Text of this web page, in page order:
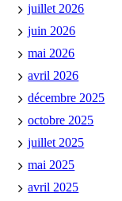
juillet 2026
juin 2026
mai 2026
avril 2026
décembre 2025
octobre 2025
juillet 2025
mai 2025
avril 2025